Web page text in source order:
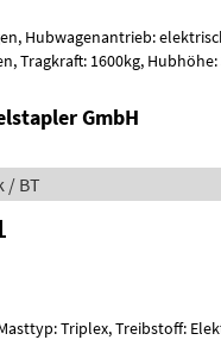
Hubwagenantrieb:
GmbH
/ BT
Triplex, Treibstoff: